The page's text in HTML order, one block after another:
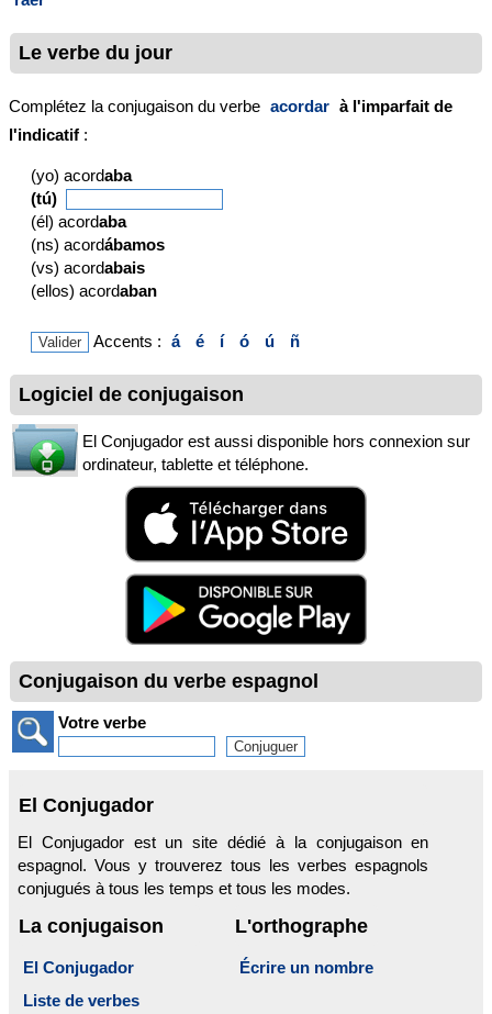
Le verbe du jour
Complétez la conjugaison du verbe acordar à l'imparfait de
l'indicatif :
(yo) acordaba
(tú)
(él) acordaba
(ns) acordábamos
(vs) acordabais
(ellos) acordaban
Accents : á é í ó ú ñ
Logiciel de conjugaison
El Conjugador est aussi disponible hors connexion sur
ordinateur, tablette et téléphone.
Conjugaison du verbe espagnol
Votre verbe
El Conjugador
El Conjugador est un site dédié à la conjugaison en
espagnol. Vous y trouverez tous les verbes espagnols
conjugués à tous les temps et tous les modes.
La conjugaison
El Conjugador
Liste de verbes
L'orthographe
Écrire un nombre